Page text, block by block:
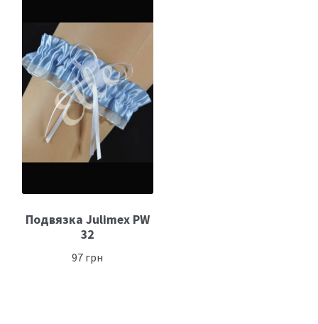
Подвязка Julimex PW
32
97 грн